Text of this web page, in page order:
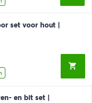
set voor hout |
en bit set |